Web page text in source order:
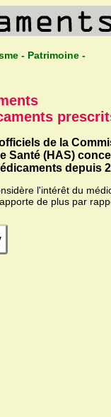
- Patrimoine -
de la
Santé (HAS)
depuis
l'intérêt du
de plus par